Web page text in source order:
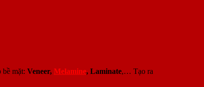
mặt: Veneer, Melamine, Laminate,… Tạo ra